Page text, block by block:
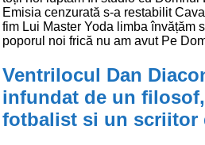
Emisia cenzurată s-a restabilit
fim Lui Master Yoda limba învățăm
poporul noi frică nu am avut Pe
Ventrilocul Dan
infundat de un
fotbalist si un scriitor